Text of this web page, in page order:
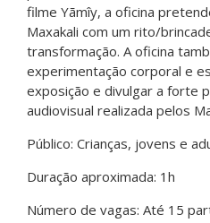
filme Yãmîy, a oficina
Maxakali com um rito/
transformação. A oficina
experimentação corporal e
exposição e divulgar a forte
audiovisual realizada pelos
Público: Crianças, jovens e
Duração aproximada: 1h
Número de vagas: Até 15